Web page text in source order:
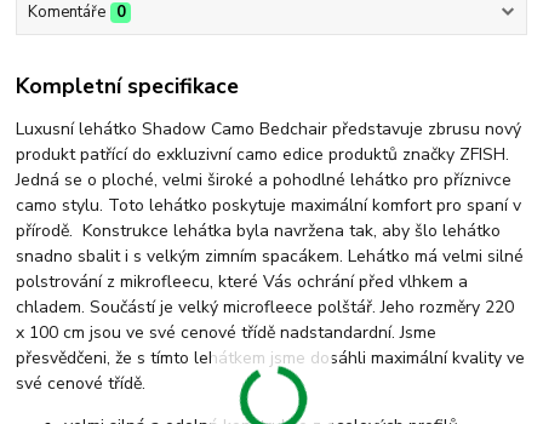
Komentáře 0
Kompletní specifikace
Luxusní lehátko Shadow Camo Bedchair představuje zbrusu nový
produkt patřící do exkluzivní camo edice produktů značky ZFISH.
Jedná se o ploché, velmi široké a pohodlné lehátko pro příznivce
camo stylu. Toto lehátko poskytuje maximální komfort pro spaní v
přírodě. Konstrukce lehátka byla navržena tak, aby šlo lehátko
snadno sbalit i s velkým zimním spacákem. Lehátko má velmi silné
polstrování z mikrofleecu, které Vás ochrání před vlhkem a
chladem. Součástí je velký microfleece polštář. Jeho rozměry 220
x 100 cm jsou ve své cenové třídě nadstandardní. Jsme
přesvědčeni, že s tímto lehátkem jsme dosáhli maximální kvality ve
své cenové třídě.